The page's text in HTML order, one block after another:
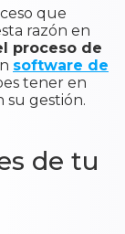
que
razón en
proceso de
software de
tener en
su gestión.
de tu